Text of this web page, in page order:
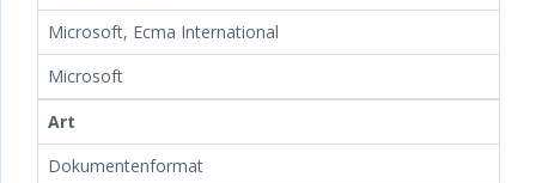
Microsoft, Ecma International
Microsoft
Art
Dokumentenformat